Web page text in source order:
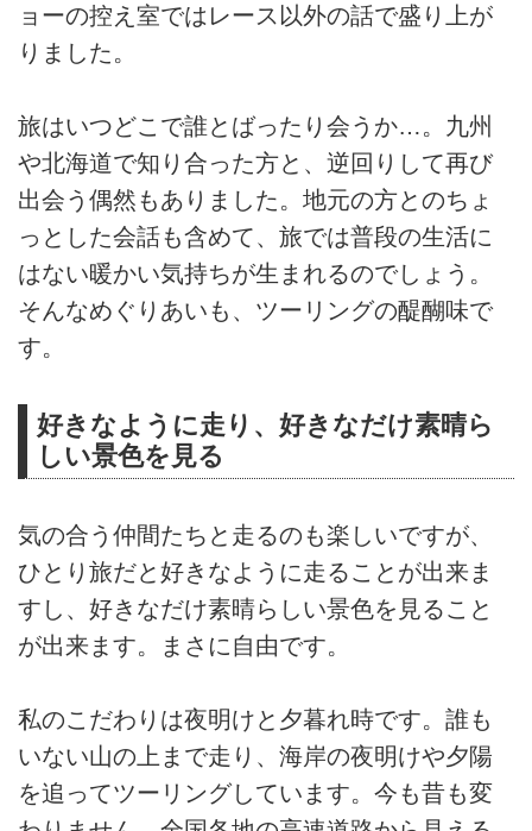
ョーの控え室ではレース以外の話で盛り上が
りました。
旅はいつどこで誰とばったり会うか…。九州
や北海道で知り合った方と、逆回りして再び
出会う偶然もありました。地元の方とのちょ
っとした会話も含めて、旅では普段の生活に
はない暖かい気持ちが生まれるのでしょう。
そんなめぐりあいも、ツーリングの醍醐味で
す。
好きなように走り、好きなだけ素晴ら
しい景色を見る
気の合う仲間たちと走るのも楽しいですが、
ひとり旅だと好きなように走ることが出来ま
すし、好きなだけ素晴らしい景色を見ること
が出来ます。まさに自由です。
私のこだわりは夜明けと夕暮れ時です。誰も
いない山の上まで走り、海岸の夜明けや夕陽
を追ってツーリングしています。今も昔も変